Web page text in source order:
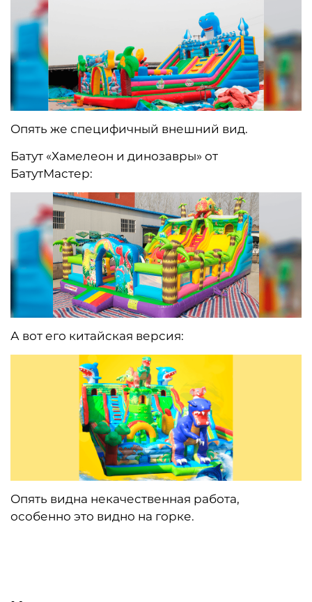
Опять же специфичный внешний вид.
Батут «Хамелеон и динозавры» от
БатутМастер:
А вот его китайская версия:
Опять видна некачественная работа,
особенно это видно на горке.